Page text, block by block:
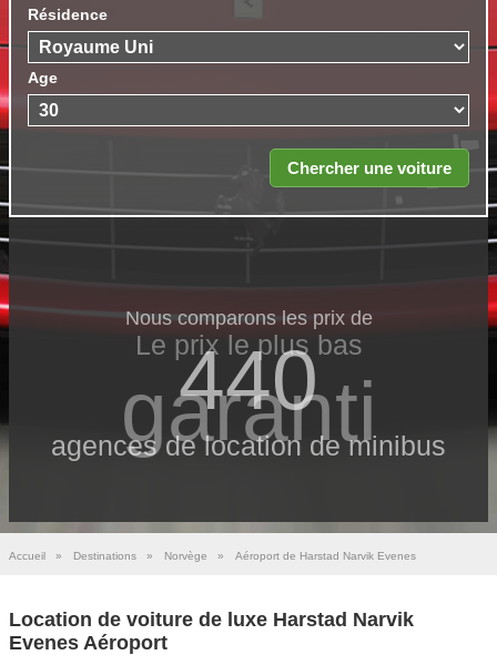
Résidence
Age
Nous comparons les prix de
440
agences de location de minibus
Le prix le​ plus bas
garanti
Accueil » Destinations » Norvège » Aéroport de Harstad Narvik Evenes
Location de voiture de luxe Harstad Narvik
Evenes Aéroport